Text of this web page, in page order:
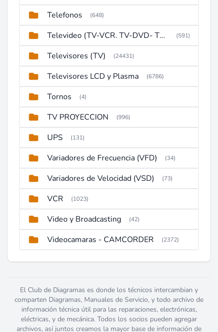
Telefonos (648)
Televideo (TV-VCR. TV-DVD- TV-DVD-VCR) (591)
Televisores (TV) (24431)
Televisores LCD y Plasma (6786)
Tornos (4)
TV PROYECCION (996)
UPS (131)
Variadores de Frecuencia (VFD) (34)
Variadores de Velocidad (VSD) (73)
VCR (1023)
Video y Broadcasting (42)
Videocamaras - CAMCORDER (2372)
El Club de Diagramas es donde los técnicos intercambian y
comparten Diagramas, Manuales de Servicio, y todo archivo de
información técnica útil para las reparaciones, electrónicas,
eléctricas, y de mecánica. Todos los socios pueden agregar
archivos, así juntos creamos la mayor base de información de